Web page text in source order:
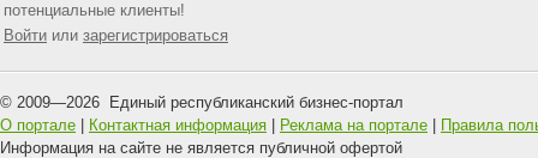
потенциальные клиенты!
Войти или зарегистрироваться
© 2009—2026 Единый республиканский бизнес-портал
О портале
Контактная информация Реклама на портале
Правила
Информация на сайте не является публичной офертой